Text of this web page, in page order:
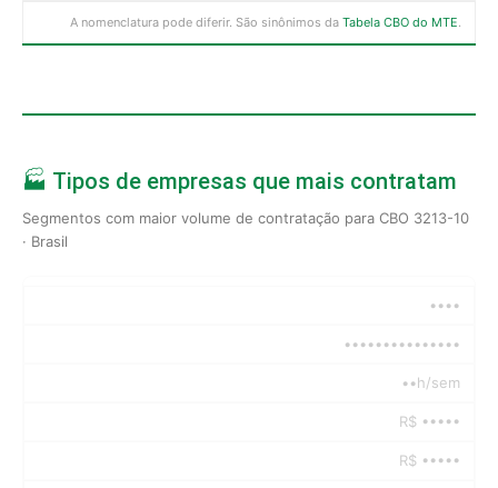
A nomenclatura pode diferir. São sinônimos da Tabela CBO do MTE.
🏭 Tipos de empresas que mais contratam
Segmentos com maior volume de contratação para CBO 3213-10
· Brasil
••••
•••••••••••••••
••h/sem
R$ •••••
R$ •••••